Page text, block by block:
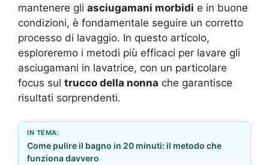
mantenere gli asciugamani morbidi e in buone
condizioni, è fondamentale seguire un corretto
processo di lavaggio. In questo articolo,
esploreremo i metodi più efficaci per lavare gli
asciugamani in lavatrice, con un particolare
focus sul trucco della nonna che garantisce
risultati sorprendenti.
IN TEMA:
Come pulire il bagno in 20 minuti: il metodo che
funziona davvero